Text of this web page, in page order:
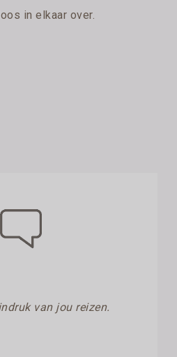
in elkaar over.
van jou reizen.